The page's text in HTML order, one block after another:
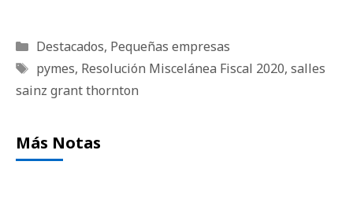
Categorías
Destacados, Pequeñas empresas
Etiquetas
pymes, Resolución Miscelánea Fiscal 2020, salles
sainz grant thornton
Más Notas